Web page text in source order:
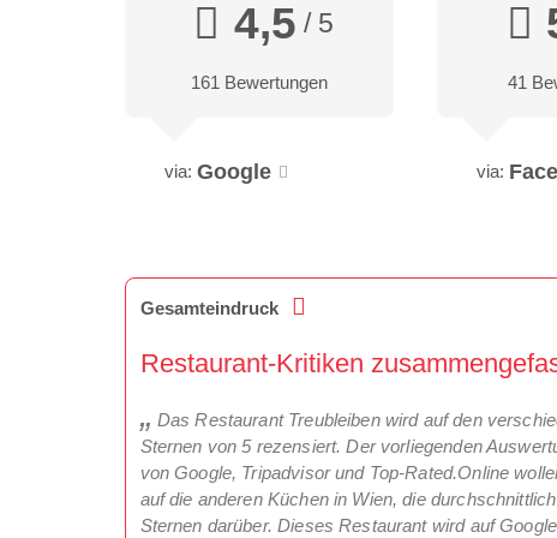
4,5 / 5
161 Bewertungen
via: Google
41
via:
Gesamteindruck
Restaurant-Kritiken
Das Restaurant Treubleiben wird auf den
Sternen von 5 rezensiert. Der vorliegenden
von Google, Tripadvisor und Top-Rated.Online
auf die anderen Küchen in Wien, die
Sternen darüber. Dieses Restaurant wird auf